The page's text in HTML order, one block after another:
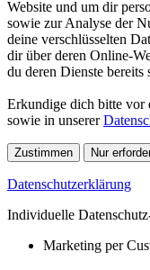
Website und um dir
sowie zur Analyse der
deine verschlüsselten
dir über deren Online-
du deren Dienste bereits
Erkundige dich bitte vor
sowie in unserer
Zustimmen Nur
Datenschutzerklärung
Individuelle
Marketing per